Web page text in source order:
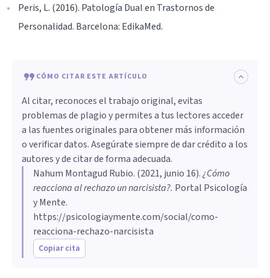
Peris, L. (2016). Patología Dual en Trastornos de
Personalidad. Barcelona: EdikaMed.
CÓMO CITAR ESTE ARTÍCULO
Al citar, reconoces el trabajo original, evitas
problemas de plagio y permites a tus lectores acceder
a las fuentes originales para obtener más información
o verificar datos. Asegúrate siempre de dar crédito a los
autores y de citar de forma adecuada.
Nahum Montagud Rubio. (2021, junio 16).¿Cómo
reacciona al rechazo un narcisista?. Portal Psicología
y Mente.
https://psicologiaymente.com/social/como-
reacciona-rechazo-narcisista
Copiar cita